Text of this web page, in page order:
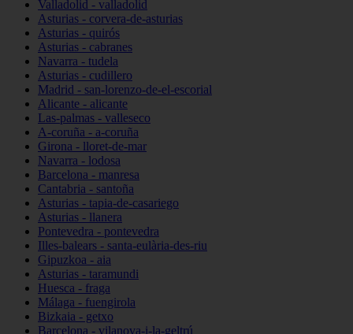
Valladolid - valladolid
Asturias - corvera-de-asturias
Asturias - quirós
Asturias - cabranes
Navarra - tudela
Asturias - cudillero
Madrid - san-lorenzo-de-el-escorial
Alicante - alicante
Las-palmas - valleseco
A-coruña - a-coruña
Girona - lloret-de-mar
Navarra - lodosa
Barcelona - manresa
Cantabria - santoña
Asturias - tapia-de-casariego
Asturias - llanera
Pontevedra - pontevedra
Illes-balears - santa-eulària-des-riu
Gipuzkoa - aia
Asturias - taramundi
Huesca - fraga
Málaga - fuengirola
Bizkaia - getxo
Barcelona - vilanova-i-la-geltrú